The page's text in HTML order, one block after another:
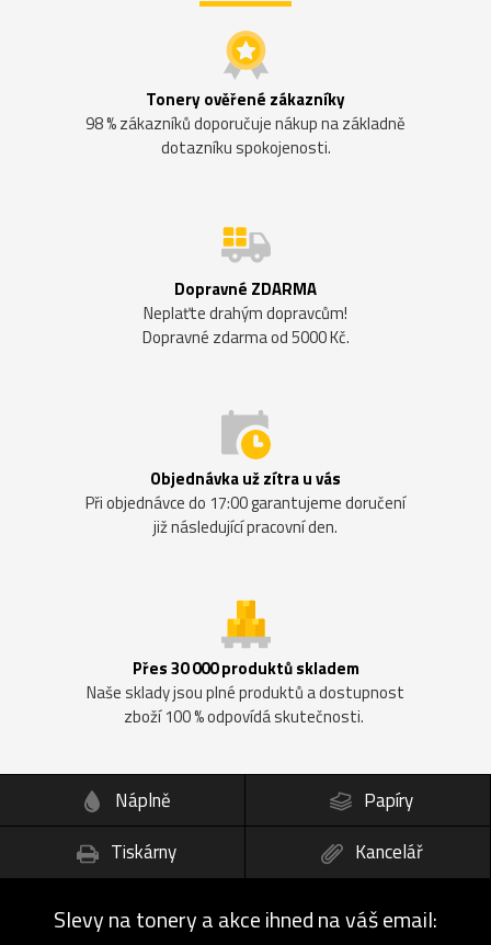
Tonery ověřené zákazníky
98 % zákazníků doporučuje nákup na základně
dotazníku spokojenosti.
Dopravné ZDARMA
Neplaťte drahým dopravcům!
Dopravné zdarma od 5000 Kč.
Objednávka už zítra u vás
Při objednávce do 17:00 garantujeme doručení
již následující pracovní den.
Přes 30 000 produktů skladem
Naše sklady jsou plné produktů a dostupnost
zboží 100 % odpovídá skutečnosti.
Náplně
Papíry
Tiskárny
Kancelář
Slevy na tonery a akce ihned na váš email: